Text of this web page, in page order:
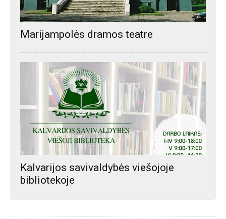
Marijampolės dramos teatre
Kalvarijos savivaldybės viešojoje
bibliotekoje